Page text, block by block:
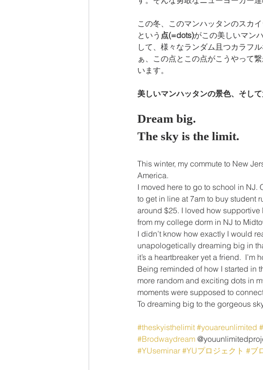
この冬、このマンハッタンのスカ
という 点(=dots)がこの美しいマン
して、様々なランダム且つカラフ
ぁ、この点とこの点がこうやって
います。
美しいマンハッタンの景色、そし
Dream big.
The sky is the limit.
This winter, my commute to New
America.
I moved here to go to school in NJ.
to get in line at 7am to buy student
around $25. I loved how
from my college dorm in NJ to
I didn’t know how exactly I would
unapologetically dreaming big in
it’s a heartbreaker yet a friend.
Being reminded of how I started in
more random and exciting dots in
moments were supposed to
To dreaming big to the gorgeous
#theskyisthelimit #youareunlimited
#Brodwaydream
#YUseminar #YUプロジェクト #ブ